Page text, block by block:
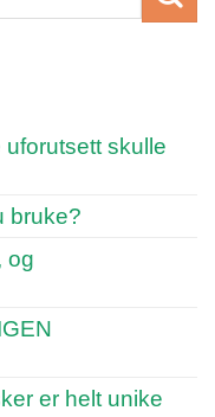
skulle
bruke?
og
er helt unike